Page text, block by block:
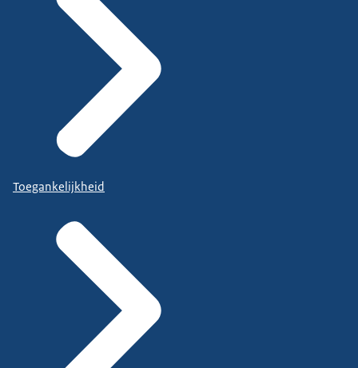
Toegankelijkheid